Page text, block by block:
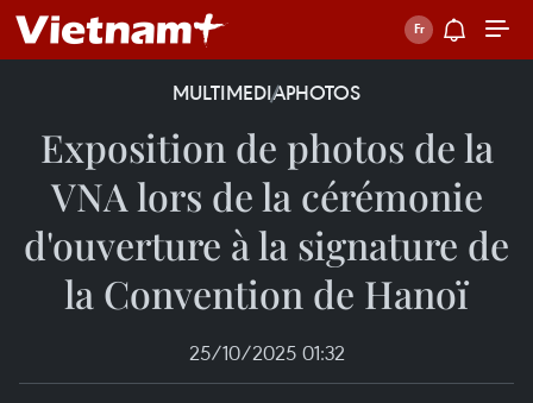
MULTIMEDIAPHOTOS
Exposition de photos de la
VNA lors de la cérémonie
d'ouverture à la signature de
la Convention de Hanoï
25/10/2025 01:32